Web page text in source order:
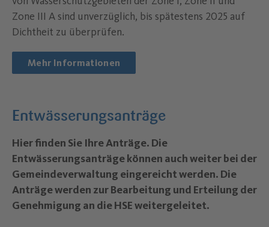
Zone III A sind unverzüglich, bis spätestens 2025 auf
Dichtheit zu überprüfen.
Mehr Informationen
Entwässerungsanträge
Hier finden Sie Ihre Anträge. Die
Entwässerungsanträge können auch weiter bei der
Gemeindeverwaltung eingereicht werden. Die
Anträge werden zur Bearbeitung und Erteilung der
Genehmigung an die HSE weitergeleitet.